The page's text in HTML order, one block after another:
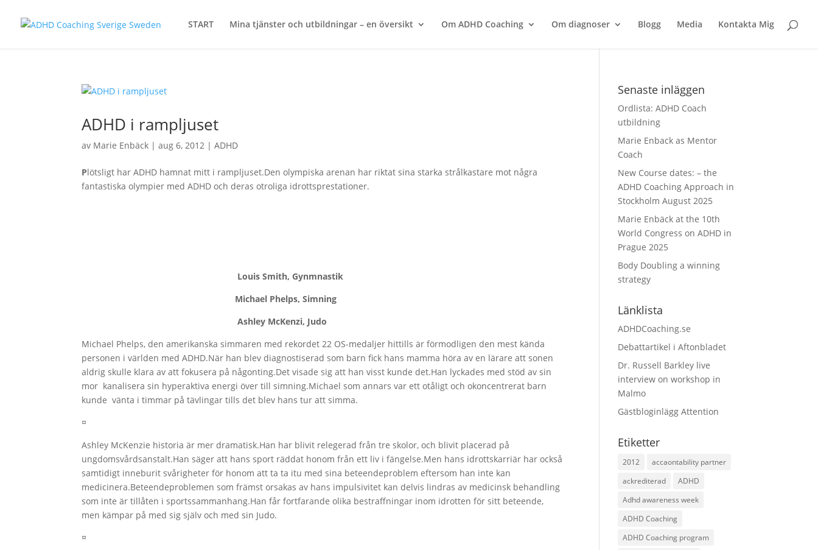
START Mina tjänster och utbildningar – en översikt Om ADHD Coaching Om diagnoser Blogg Media Kontakta Mig
ADHD i rampljuset
av Marie Enbäck |aug 6, 2012 |ADHD
Plötsligt har ADHD hamnat mitt i rampljuset.Den olympiska arenan har riktat sina starka strålkastare mot några
fantastiska olympier med ADHD och deras otroliga idrottsprestationer.
Louis Smith, Gynmnastik
Michael Phelps, Simning
Ashley McKenzi, Judo
Michael Phelps, den amerikanska simmaren med rekordet 22 OS-medaljer hittills är förmodligen den mest kända
personen i världen med ADHD.När han blev diagnostiserad som barn fick hans mamma höra av en lärare att sonen
aldrig skulle klara av att fokusera på någonting.Det visade sig att han visst kunde det.Han lyckades med stöd av sin
mor kanalisera sin hyperaktiva energi över till simning.Michael som annars var ett otåligt och okoncentrerat barn
kunde vänta i timmar på tävlingar tills det blev hans tur att simma.
¤
Ashley McKenzie historia är mer dramatisk.Han har blivit relegerad från tre skolor, och blivit placerad på
ungdomsvårdsanstalt.Han säger att hans sport räddat honom från ett liv i fängelse.Men hans idrottskarriär har också
samtidigt inneburit svårigheter för honom att ta ta itu med sina beteendeproblem eftersom han inte kan
medicinera.Beteendeproblemen som främst orsakas av hans impulsivitet kan delvis lindras av medicinsk behandling
som inte är tillåten i sportssammanhang.Han får fortfarande olika bestraffningar inom idrotten för sitt beteende,
men kämpar på med sig själv och med sin Judo.
¤
Senaste inläggen
Ordlista: ADHD Coach
utbildning
Marie Enback as Mentor
Coach
New Course dates: – the
ADHD Coaching Approach in
Stockholm August 2025
Marie Enbäck at the 10th
World Congress on ADHD in
Prague 2025
Body Doubling a winning
strategy
Länklista
ADHDCoaching.se
Debattartikel i Aftonbladet
Dr. Russell Barkley live
interview on workshop in
Malmo
Gästbloginlägg Attention
Etiketter
2012
accaontability partner
ackrediterad
ADHD
Adhd awareness week
ADHD Coaching
ADHD Coaching program